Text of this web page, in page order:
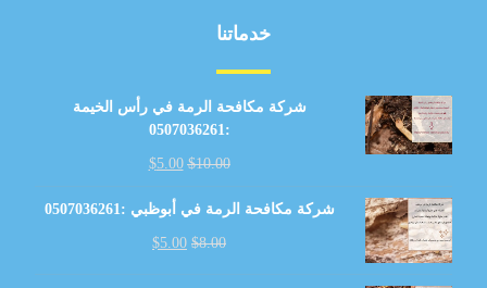
خدماتنا
شركة مكافحة الرمة في رأس الخيمة
:0507036261
$10.00
$5.00
شركة مكافحة الرمة في أبوظبي :0507036261
$8.00
$5.00